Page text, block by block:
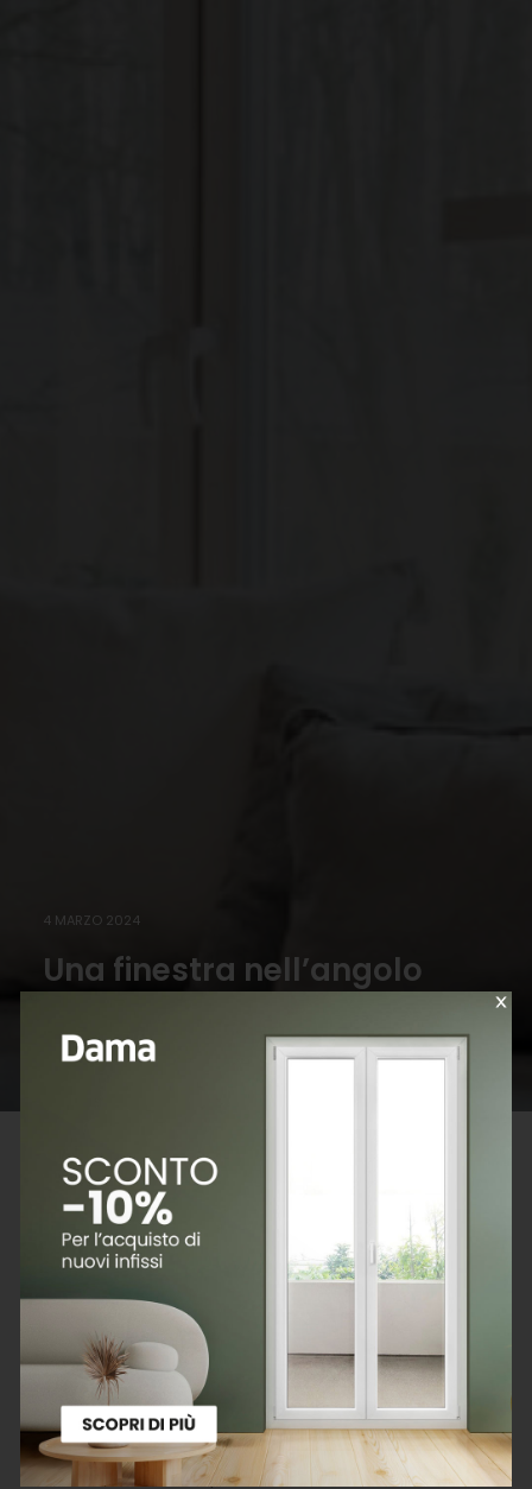
4 MARZO 2024
Una finestra nell’angolo
Le disposizioni riguardanti gli incentivi statali si riferiscono
alla data di pubblicazione dell’articolo.
Le finestre posizionate negli angoli della stanza
hanno molti vantaggi in termini di illuminazione, vista
panoramica e disposizione del mobilio. Le finestre ad
angolo offrono un’abbondante quantità di luce
naturale che entra da due direzioni diverse, rendendo
la stanza luminosa e permettendo alla luce di
diffondersi in modo più uniforme nell’ambiente